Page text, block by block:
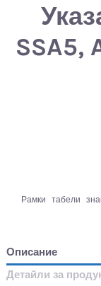
SSA5,
Рамки табели
Описание
Детайли за